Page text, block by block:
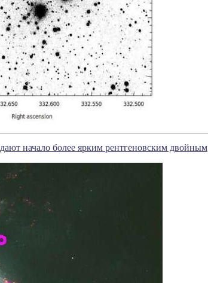
начало более ярким рентгеновским двойным